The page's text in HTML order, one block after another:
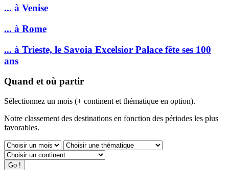
... à Venise
... à Rome
... à Trieste, le Savoia Excelsior Palace fête ses 100
ans
Quand et où partir
Sélectionnez un mois (+ continent et thématique en option).
Notre classement des destinations en fonction des périodes les plus
favorables.